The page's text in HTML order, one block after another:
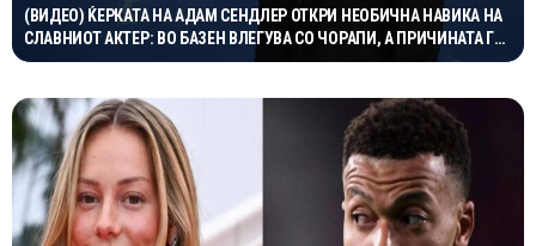
(ВИДЕО) ЌЕРКАТА НА АДАМ СЕНДЛЕР ОТКРИ НЕОБИЧНА НАВИКА НА
СЛАВНИОТ АКТЕР: ВО БАЗЕН ВЛЕГУВА СО ЧОРАПИ, А ПРИЧИНАТА ГИ
НАСМЕА СИТЕ